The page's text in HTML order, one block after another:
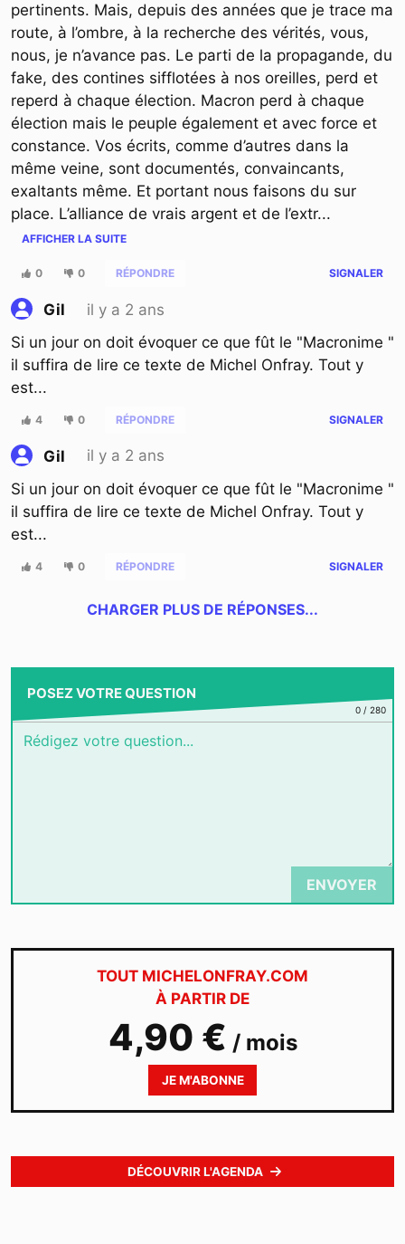
pertinents. Mais, depuis des années que je trace ma
route, à l’ombre, à la recherche des vérités, vous,
nous, je n’avance pas. Le parti de la propagande, du
fake, des contines sifflotées à nos oreilles, perd et
reperd à chaque élection. Macron perd à chaque
élection mais le peuple également et avec force et
constance. Vos écrits, comme d’autres dans la
même veine, sont documentés, convaincants,
exaltants même. Et portant nous faisons du sur
place. L’alliance de vrais argent et de l’extr...
AFFICHER LA SUITE
0 0 RÉPONDRE SIGNALER
Gil
il y a 2 ans
Si un jour on doit évoquer ce que fût le "Macronime "
il suffira de lire ce texte de Michel Onfray. Tout y
est...
4 0 RÉPONDRE SIGNALER
Gil
il y a 2 ans
Si un jour on doit évoquer ce que fût le "Macronime "
il suffira de lire ce texte de Michel Onfray. Tout y
est...
4 0 RÉPONDRE SIGNALER
CHARGER PLUS DE RÉPONSES...
POSEZ VOTRE QUESTION
0/ 280
ENVOYER
TOUT MICHELONFRAY.COM
À PARTIR DE
4,90 € / mois
JE M'ABONNE
DÉCOUVRIR L'AGENDA